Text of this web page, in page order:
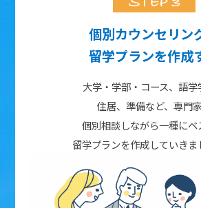
個別カウンセリン
留学プランを作成
大学・学部・コース、語学
住居、準備など、専門
個別相談しながら一種にベ
留学プランを作成していきま